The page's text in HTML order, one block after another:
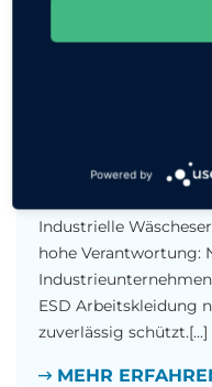
Warum das
Industrielle
hohe Verantwortung:
ESD Arbeitskleidung
zuverlässig schützt.[...]
MEHR
Powered by